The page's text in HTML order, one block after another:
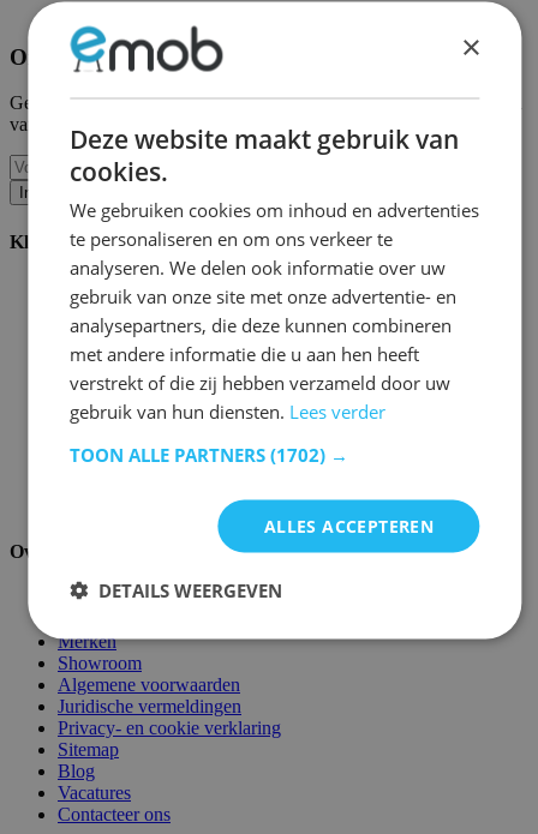
Ontvang onze nieuwe collecties en promoties.
Geef ons uw e-mail en u wordt maandelijks op de hoogte gehouden
van de laatste gebeurtenissen.
Inschrijven
Klantenservice
Bestellen bij Emob
Betaalmogelijkheden
Verzending en levering
Service en garantie
Annuleren of retourneren
Klachten
Montagetips
Wachtwoord vergeten?
Palletopslag & Fulfilment
Over ons
Over ons
Merken
Showroom
Algemene voorwaarden
Juridische vermeldingen
Privacy- en cookie verklaring
Sitemap
Blog
Vacatures
Contacteer ons
×
Deze website maakt gebruik van
cookies.
We gebruiken cookies om inhoud en advertenties
te personaliseren en om ons verkeer te
analyseren. We delen ook informatie over uw
gebruik van onze site met onze advertentie- en
analysepartners, die deze kunnen combineren
met andere informatie die u aan hen heeft
verstrekt of die zij hebben verzameld door uw
gebruik van hun diensten. Lees verder
TOON ALLE PARTNERS (1702) →
ALLES ACCEPTEREN
DETAILS WEERGEVEN